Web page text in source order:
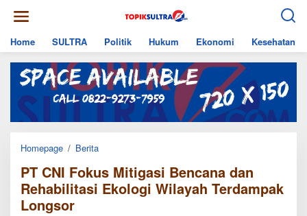
content
Home
SULTRA Politik Hukum Ekonomi Kesehatan
Homepage / BeritaPT
Fokus
Mitigasi
Bencana
PT CNI Fokus Mitigasi Bencana dan
Rehabilitasi Ekologi Wilayah Terdampak
Longsor